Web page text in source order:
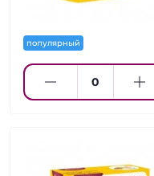
популярный